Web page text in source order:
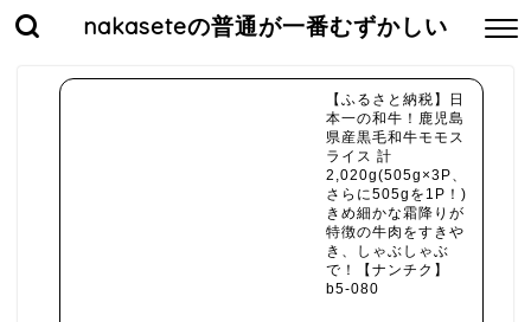
nakaseteの普通が一番むずかしい
【ふるさと納税】日
本一の和牛！鹿児島
県産黒毛和牛モモス
ライス 計
2,020g(505g×3P、
さらに505gを1P！)
きめ細かな霜降りが
特徴の牛肉をすきや
き、しゃぶしゃぶ
で！【ナンチク】
b5-080